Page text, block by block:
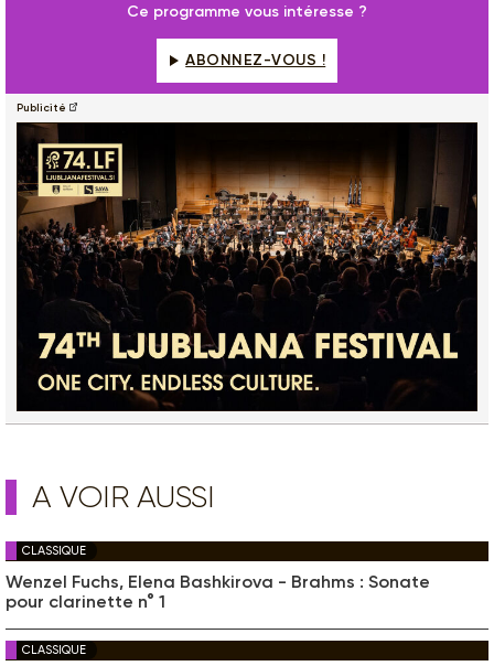
Ce programme vous intéresse ?
ABONNEZ-VOUS !
Publicité
A VOIR AUSSI
CLASSIQUE
Wenzel Fuchs, Elena Bashkirova - Brahms : Sonate
pour clarinette n° 1
CLASSIQUE